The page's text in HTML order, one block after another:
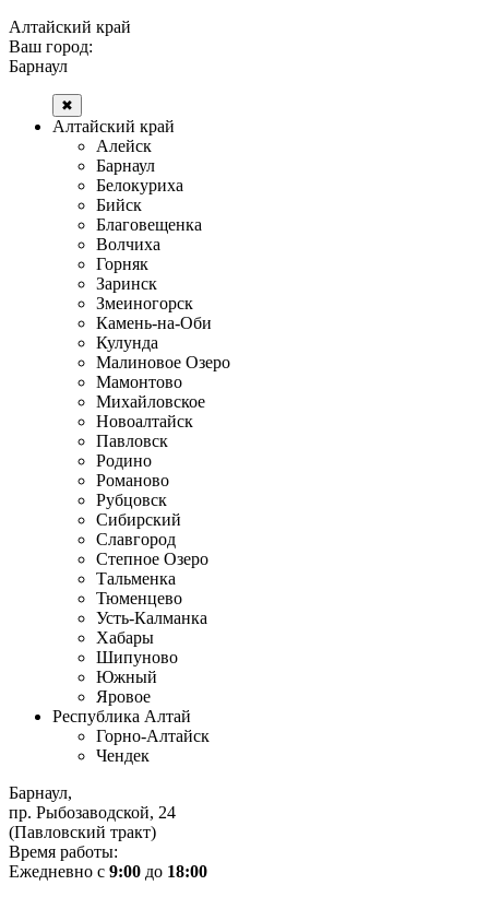
Алтайский край
Ваш город:
Барнаул
✖
Алтайский край
Алейск
Барнаул
Белокуриха
Бийск
Благовещенка
Волчиха
Горняк
Заринск
Змеиногорск
Камень-на-Оби
Кулунда
Малиновое Озеро
Мамонтово
Михайловское
Новоалтайск
Павловск
Родино
Романово
Рубцовск
Сибирский
Славгород
Степное Озеро
Тальменка
Тюменцево
Усть-Калманка
Хабары
Шипуново
Южный
Яровое
Республика Алтай
Горно-Алтайск
Чендек
Барнаул,
пр. Рыбозаводской, 24
(Павловский тракт)
Время работы:
Ежедневно с 9:00 до 18:00